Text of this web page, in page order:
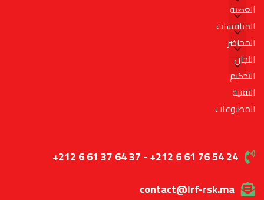
العصبة
المنافسات
المحاضر
اللجان
التحكيم
التقنية
المطبوعات
+212 6 61 37 64 37 - +212 6 61 76 54 24
contact@lrf-rsk.ma